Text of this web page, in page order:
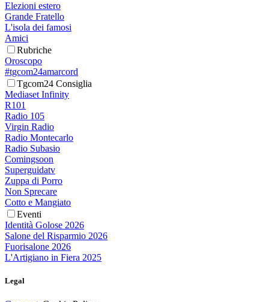
Elezioni estero
Grande Fratello
L'isola dei famosi
Amici
Rubriche
Oroscopo
#tgcom24amarcord
Tgcom24 Consiglia
Mediaset Infinity
R101
Radio 105
Virgin Radio
Radio Montecarlo
Radio Subasio
Comingsoon
Superguidatv
Zuppa di Porro
Non Sprecare
Cotto e Mangiato
Eventi
Identità Golose 2026
Salone del Risparmio 2026
Fuorisalone 2026
L'Artigiano in Fiera 2025
Legal